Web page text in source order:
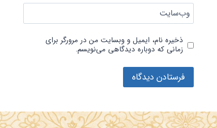
وب‌سایت
ذخیره نام، ایمیل و وبسایت من در مرورگر برای
زمانی که دوباره دیدگاهی می‌نویسم.